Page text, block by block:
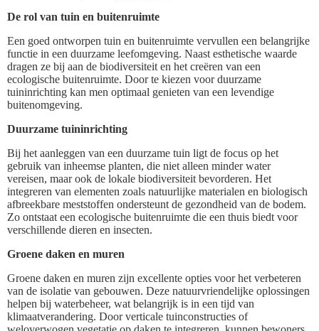
De rol van tuin en buitenruimte
Een goed ontworpen tuin en buitenruimte vervullen een belangrijke
functie in een duurzame leefomgeving. Naast esthetische waarde
dragen ze bij aan de biodiversiteit en het creëren van een
ecologische buitenruimte. Door te kiezen voor duurzame
tuininrichting kan men optimaal genieten van een levendige
buitenomgeving.
Duurzame tuininrichting
Bij het aanleggen van een duurzame tuin ligt de focus op het
gebruik van inheemse planten, die niet alleen minder water
vereisen, maar ook de lokale biodiversiteit bevorderen. Het
integreren van elementen zoals natuurlijke materialen en biologisch
afbreekbare meststoffen ondersteunt de gezondheid van de bodem.
Zo ontstaat een ecologische buitenruimte die een thuis biedt voor
verschillende dieren en insecten.
Groene daken en muren
Groene daken en muren zijn excellente opties voor het verbeteren
van de isolatie van gebouwen. Deze natuurvriendelijke oplossingen
helpen bij waterbeheer, wat belangrijk is in een tijd van
klimaatverandering. Door verticale tuinconstructies of